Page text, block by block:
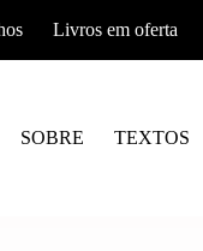
Livros em oferta
SOBRE TEXTOS